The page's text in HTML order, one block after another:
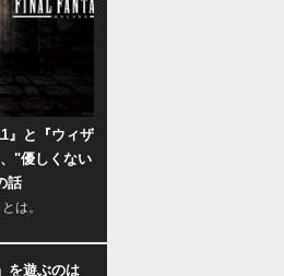
』と『ウィザ
"優しくない
話
は。
を遊ぶのは